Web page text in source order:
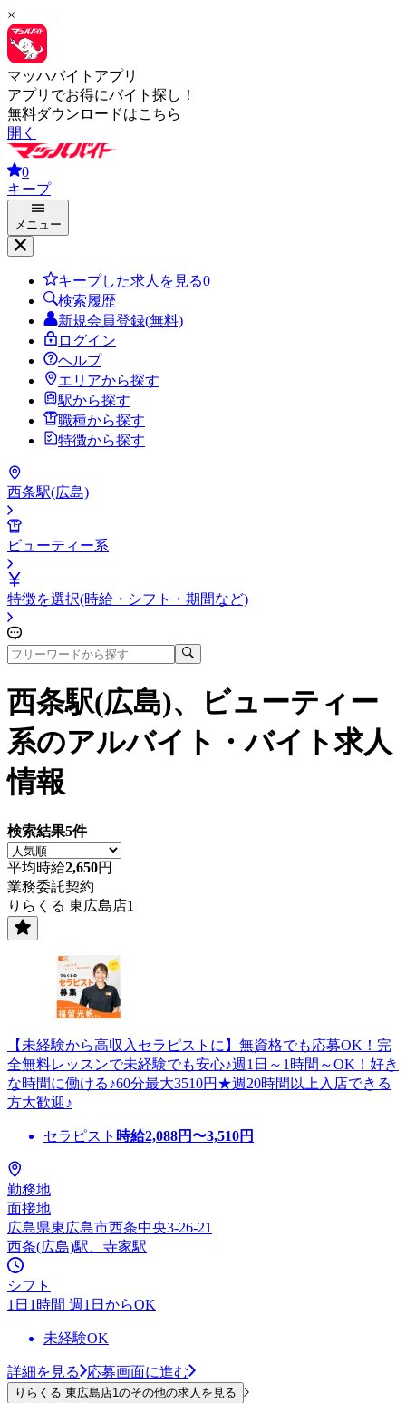
×
マッハバイトアプリ
アプリでお得にバイト探し！
無料ダウンロードはこちら
開く
0
キープ
メニュー
キープした求人を見る0
検索履歴
新規会員登録(無料)
ログイン
ヘルプ
エリアから探す
駅から探す
職種から探す
特徴から探す
西条駅(広島)
ビューティー系
特徴を選択(時給・シフト・期間など)
西条駅(広島)、ビューティー
系のアルバイト・バイト求人
情報
検索結果5件
平均時給2,650円
業務委託契約
りらくる 東広島店1
【未経験から高収入セラピストに】無資格でも応募OK！完
全無料レッスンで未経験でも安心♪週1日～1時間～OK！好き
な時間に働ける♪60分最大3510円★週20時間以上入店できる
方大歓迎♪
セラピスト 時給2,088円〜3,510円
勤務地
面接地
広島県東広島市西条中央3-26-21
西条(広島)駅、寺家駅
シフト
1日1時間 週1日からOK
未経験OK
詳細を見る 応募画面に進む
りらくる 東広島店1のその他の求人を見る